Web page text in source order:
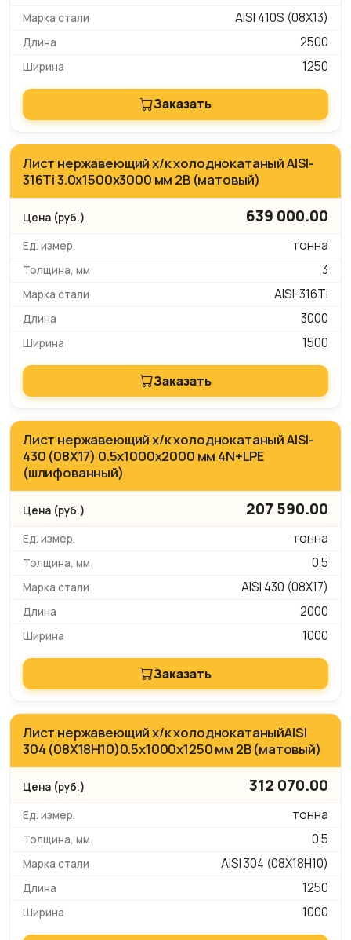
AISI 410S (08Х13)
2500
1250
Заказать
Лист нержавеющий х/к холоднокатаный AISI-
316Ti 3.0х1500х3000 мм 2B (матовый)
639 000.00
тонна
3
AISI-316Ti
3000
1500
Заказать
Лист нержавеющий х/к холоднокатаный AISI-
430 (08Х17) 0.5х1000х2000 мм 4N+LPE
(шлифованный)
207 590.00
тонна
0.5
AISI 430 (08Х17)
2000
1000
Заказать
Лист нержавеющий х/к холоднокатаныйAISI
304 (08Х18Н10)0.5х1000х1250 мм 2B (матовый)
312 070.00
тонна
0.5
AISI 304 (08Х18Н10)
1250
1000